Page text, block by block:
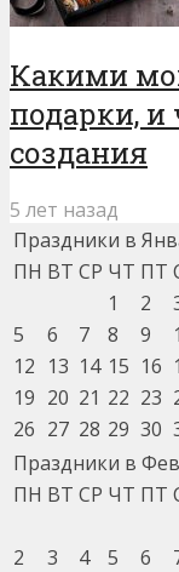
Какими
подарки,
создания
5 лет назад
Праздники в
ПН ВТ СР ЧТ ПТ
1
2
5
6 7 8 9
12 13 14 15 16
19 20 21 22 23
26 27 28 29 30
Праздники в
ПН ВТ СР ЧТ ПТ
2
3 4 5 6